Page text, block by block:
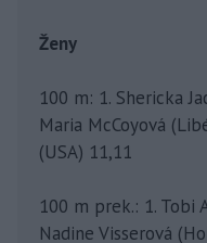
Ženy
100 m: 1. Shericka
Maria McCoyová
(USA) 11,11
100 m prek.: 1. Tobi
Nadine Visserová